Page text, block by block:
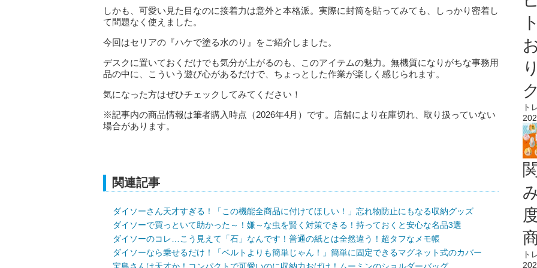
しかも、可愛い見た目なのに接着力は意外と本格派。実際に封筒を貼ってみても、しっかり密着し
て問題なく使えました。
今回はセリアの『ハケで塗る水のり』をご紹介しました。
デスクに置いておくだけでも気分が上がるのも、このアイテムの魅力。無機質になりがちな事務用
品の中に、こういう遊び心があるだけで、ちょっとした作業が楽しく感じられます。
気になった方はぜひチェックしてみてください！
※記事内の商品情報は筆者購入時点（2026年4月）です。店舗により在庫切れ、取り扱っていない
場合があります。
関連記事
ダイソーさん天才すぎる！「この機能全商品に付けてほしい！」忘れ物防止にもなる収納グッズ
ダイソーで買っといて助かった～！嫌～な虫を賢く対策できる！持っておくと安心な名品3選
ダイソーのコレ…こう見えて「石」なんです！普通の紙とは全然違う！超タフなメモ帳
ダイソーなら乗せるだけ！「ベルトよりも簡単じゃん！」簡単に固定できるマグネット式のカバー
ト
ト